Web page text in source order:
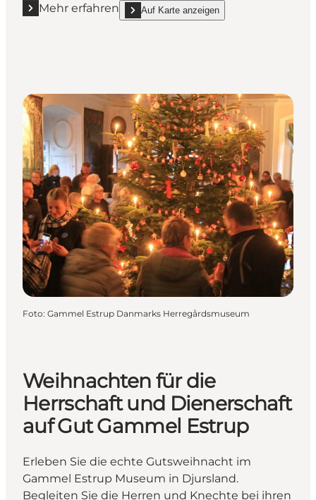
Mehr erfahren
Mehr erfahren "Æbleskive-Fahrten auf den Seen
Auf Karte anzeigen
show Æbleskive-Fahrten auf den Seen von
Foto: Gammel Estrup Danmarks Herregårdsmuseum
Weihnachten für die
Herrschaft und Dienerschaft
auf Gut Gammel Estrup
Erleben Sie die echte Gutsweihnacht im
Gammel Estrup Museum in Djursland.
Begleiten Sie die Herren und Knechte bei ihren